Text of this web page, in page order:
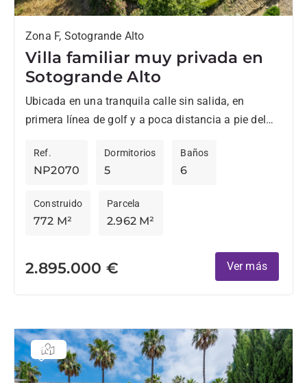
Zona F, Sotogrande Alto
Villa familiar muy privada en
Sotogrande Alto
Ubicada en una tranquila calle sin salida, en
primera línea de golf y a poca distancia a pie del
NP2070
Ref.
5
Dormitorios
6
Baños
772 M²
Construido
2.962 M²
Parcela
2.895.000 € Ver más